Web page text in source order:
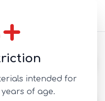
intended for
of age.
для